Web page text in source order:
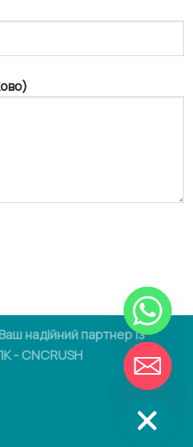
Ваш надійний партнер із
- CNCRUSH
СХОВАТИ
ЧАТІ